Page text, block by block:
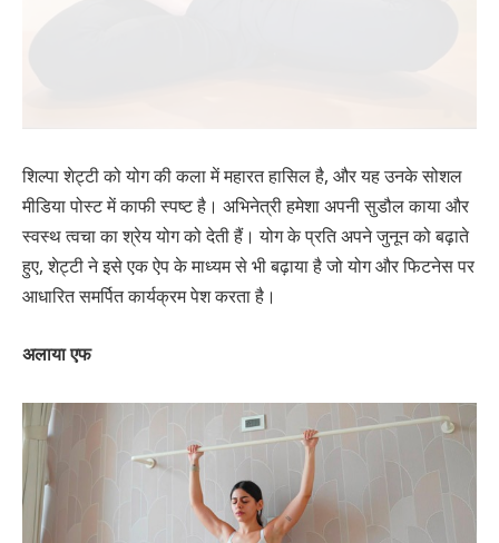
शिल्पा शेट्टी को योग की कला में महारत हासिल है, और यह उनके सोशल
मीडिया पोस्ट में काफी स्पष्ट है। अभिनेत्री हमेशा अपनी सुडौल काया और
स्वस्थ त्वचा का श्रेय योग को देती हैं। योग के प्रति अपने जुनून को बढ़ाते
हुए, शेट्टी ने इसे एक ऐप के माध्यम से भी बढ़ाया है जो योग और फिटनेस पर
आधारित समर्पित कार्यक्रम पेश करता है।
अलाया एफ